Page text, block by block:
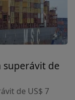
superávit de
de US$ 7